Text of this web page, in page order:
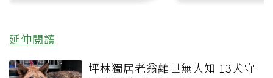
延伸閱讀
坪林獨居老翁離世無人知 13犬守